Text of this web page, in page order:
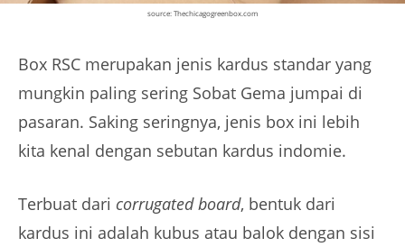
source: Thechicagogreenbox.com
Box RSC merupakan jenis kardus standar yang
mungkin paling sering Sobat Gema jumpai di
pasaran. Saking seringnya, jenis box ini lebih
kita kenal dengan sebutan kardus indomie.
Terbuat dari corrugated board, bentuk dari
kardus ini adalah kubus atau balok dengan sisi